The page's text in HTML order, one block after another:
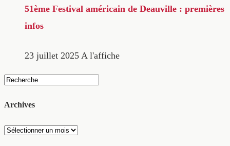
51ème Festival américain de Deauville : premières
infos
23 juillet 2025 A l'affiche
Archives
Archives